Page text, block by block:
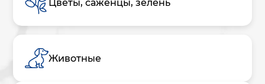
Цветы, саженцы, зелень
Животные